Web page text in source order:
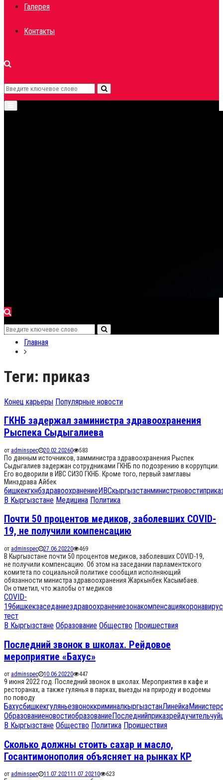
Галерея
Контакты
Search
for:
Search
Menu
Search
for:
Search
Главная
Теги: приказ
Конец карьеры Популярные новости
ГКНБ задержал заминистра здравоохранения
Рыспека Сыдыгалиева
от adminspec 20.02.20260 583
По данным источников, замминистра здравоохранения Рыспек
Сыдыгалиев задержан сотрудниками ГКНБ по подозрению в коррупции.
Его водворили в ИВС СИЗО ГКНБ. Кроме того, первый замглавы
Минздрава Айбек
бишкекгкнбздравоохранениеИВСкыргызстанминистрновости
В Кыргызстане Медицина Политика
Почти 50 процентов медиков, заболевших COVID-
19, не получили компенсацию
от adminspec 27.06.20220 469
В Кыргызстане почти 50 процентов медиков, заболевших COVID-19,
не получили компенсацию. Об этом на заседании парламентского
комитета по социальной политике сообщил исполняющий
обязанности министра здравоохранения Жаркынбек Касымбаев.
Он отметил, что жалобы от медиков
COVID-
19бишкекзаседаниездравоохранениезонакомпенсациякоронавирус
тест
В Кыргызстане Образование Общество Проишествия
Последний звонок в школах. Рейдовое
мероприятие «Бахус»
от adminspec 10.06.20220 447
9 июня 2022 год. Последний звонок в школах. Мероприятия в кафе и
ресторанах, а также гулянья в парках, выезды на природу и водоемы
по поводу
БахусбишкекгуляньезвоноккриминалкыргызстанЛинейка
Образованиеновостиобразование Последнийприказрейдучительчуй
В Кыргызстане Общество Политика Проишествия
Сколько должны стоить сахар и масло,
Госантимонополия объясняет на рынках КР
от adminspec 11.07.2021 11.07.20210 623